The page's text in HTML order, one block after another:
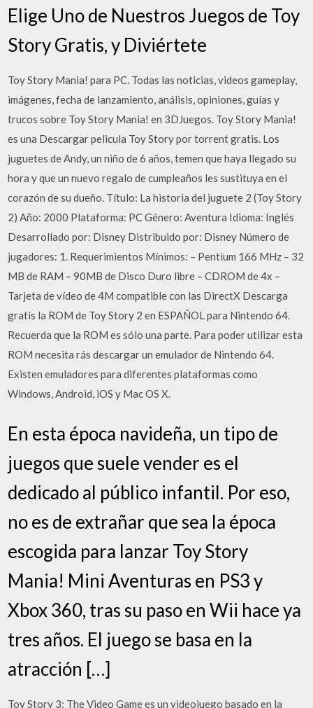
Elige Uno de Nuestros Juegos de Toy
Story Gratis, y Diviértete
Toy Story Mania! para PC. Todas las noticias, videos gameplay,
imágenes, fecha de lanzamiento, análisis, opiniones, guías y
trucos sobre Toy Story Mania! en 3DJuegos. Toy Story Mania!
es una Descargar pelicula Toy Story por torrent gratis. Los
juguetes de Andy, un niño de 6 años, temen que haya llegado su
hora y que un nuevo regalo de cumpleaños les sustituya en el
corazón de su dueño. Título: La historia del juguete 2 (Toy Story
2) Año: 2000 Plataforma: PC Género: Aventura Idioma: Inglés
Desarrollado por: Disney Distribuido por: Disney Número de
jugadores: 1. Requerimientos Mínimos: – Pentium 166 MHz – 32
MB de RAM – 90MB de Disco Duro libre – CDROM de 4x –
Tarjeta de vídeo de 4M compatible con las DirectX Descarga
gratis la ROM de Toy Story 2 en ESPAÑOL para Nintendo 64.
Recuerda que la ROM es sólo una parte. Para poder utilizar esta
ROM necesita rás descargar un emulador de Nintendo 64.
Existen emuladores para diferentes plataformas como
Windows, Android, iOS y Mac OS X.
En esta época navideña, un tipo de
juegos que suele vender es el
dedicado al público infantil. Por eso,
no es de extrañar que sea la época
escogida para lanzar Toy Story
Mania! Mini Aventuras en PS3 y
Xbox 360, tras su paso en Wii hace ya
tres años. El juego se basa en la
atracción […]
Toy Story 3: The Video Game es un videojuego basado en la